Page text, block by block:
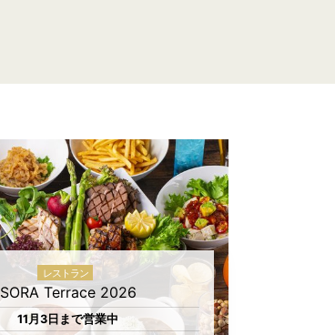
レストラン
SORA Terrace 2026
11月3日まで営業中